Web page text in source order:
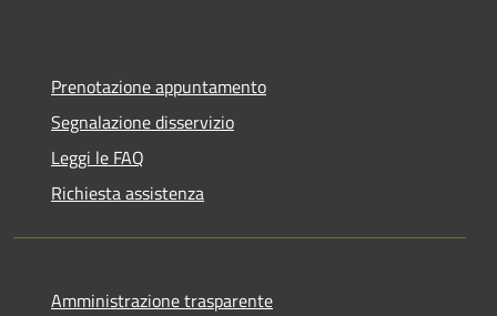
Prenotazione appuntamento
Segnalazione disservizio
Leggi le FAQ
Richiesta assistenza
Amministrazione trasparente